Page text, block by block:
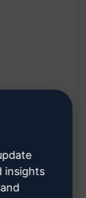
insights